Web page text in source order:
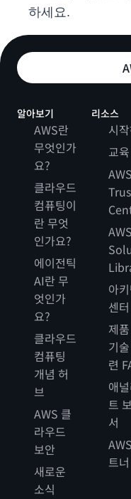
하세요.
알아보기
AWS란
무엇인가
요?
클라우드
컴퓨팅이
란 무엇
인가요?
에이전틱
AI란 무
엇인가
요?
클라우드
컴퓨팅
개념 허
브
AWS 클
라우드
보안
새로운
소식
리소스
시
교육
AWS
AWS
아
센터
제
기
련
애
트
서
트너